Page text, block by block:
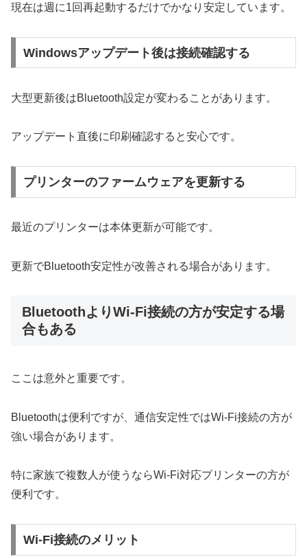
現在は週に1回再起動するだけでかなり安定しています。
Windowsアップデート後は接続確認する
大型更新後はBluetooth設定が変わることがあります。
アップデート直後に印刷確認すると安心です。
プリンターのファームウェアを更新する
最近のプリンターは本体更新が可能です。
更新でBluetooth安定性が改善される場合があります。
BluetoothよりWi-Fi接続の方が安定する場
合もある
ここは意外と重要です。
Bluetoothは便利ですが、通信安定性ではWi-Fi接続の方が
強い場合があります。
特に家族で複数人が使うならWi-Fi対応プリンターの方が
便利です。
Wi-Fi接続のメリット